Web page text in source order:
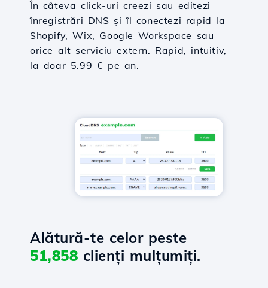
În câteva click-uri creezi sau editezi
înregistrări DNS și îl conectezi rapid la
Shopify, Wix, Google Workspace sau
orice alt serviciu extern. Rapid, intuitiv,
la doar 5.99 € pe an.
Alătură-te celor peste
51,858 clienți mulțumiți.